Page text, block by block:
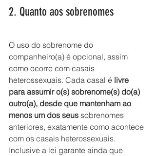
2. Quanto aos sobrenomes
O uso do sobrenome do
companheiro(a) é opcional, assim
como ocorre com casais
heterossexuais. Cada casal é livre
para assumir o(s) sobrenome(s) do(a)
outro(a), desde que mantenham ao
menos um dos seus sobrenomes
anteriores, exatamente como acontece
com os casais heterossexuais.
Inclusive a lei garante ainda que